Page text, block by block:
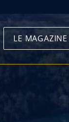
LE MAGAZINE